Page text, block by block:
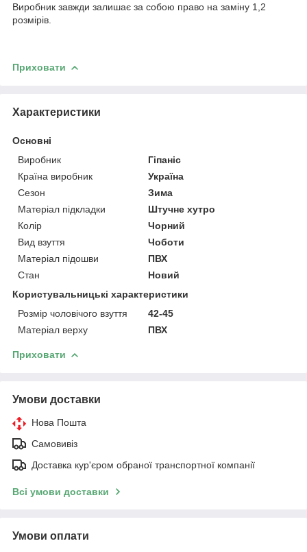
Виробник завжди залишає за собою право на заміну 1,2
розмірів.
Приховати
Характеристики
Основні
Виробник
Гіпаніс
Країна виробник
Україна
Сезон
Зима
Матеріал підкладки
Штучне хутро
Колір
Чорний
Вид взуття
Чоботи
Матеріал підошви
ПВХ
Стан
Новий
Користувальницькі характеристики
Розмір чоловічого взуття
42-45
Матеріал верху
ПВХ
Приховати
Умови доставки
Нова Пошта
Самовивіз
Доставка кур'єром обраної транспортної компанії
Всі умови доставки
Умови оплати